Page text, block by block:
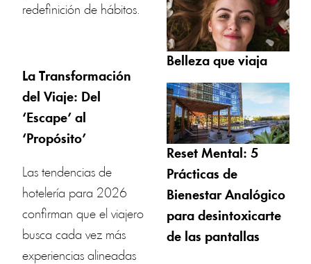
redefinición de hábitos.
La Transformación
del Viaje: Del
‘Escape’ al
‘Propósito’
Las tendencias de
hotelería para 2026
confirman que el viajero
busca cada vez más
experiencias alineadas
Belleza que viaja
Reset Mental: 5
Prácticas de
Bienestar Analógico
para desintoxicarte
de las pantallas